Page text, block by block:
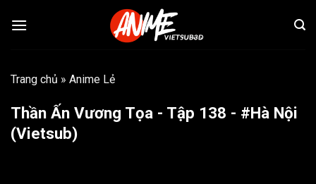
qua
Trang chủ » Anime Lẻ
Thần Ấn Vương Tọa - Tập 138 - #Hà Nội
(Vietsub)